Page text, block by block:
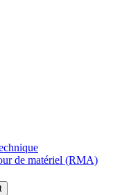
de matériel (RMA)